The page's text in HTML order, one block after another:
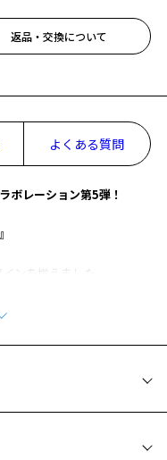
返品・交換について
よくある質問
レーション第5弾！
ンを揃えました。
落ち着いた印象を与えま